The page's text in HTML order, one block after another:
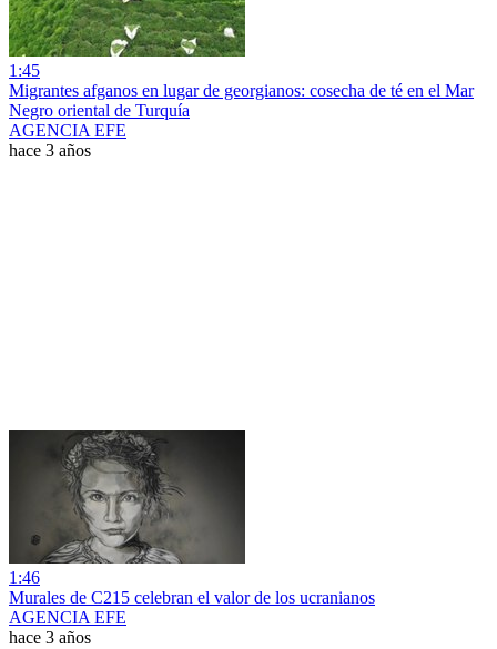
1:45
Migrantes afganos en lugar de georgianos: cosecha de té en el Mar
Negro oriental de Turquía
AGENCIA EFE
hace 3 años
1:46
Murales de C215 celebran el valor de los ucranianos
AGENCIA EFE
hace 3 años